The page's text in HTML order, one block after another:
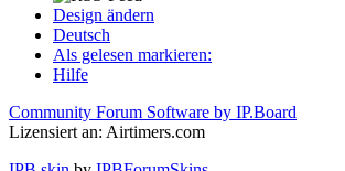
Design ändern
Deutsch
Als gelesen markieren:
Hilfe
Community Forum Software by IP.Board
Lizensiert an: Airtimers.com